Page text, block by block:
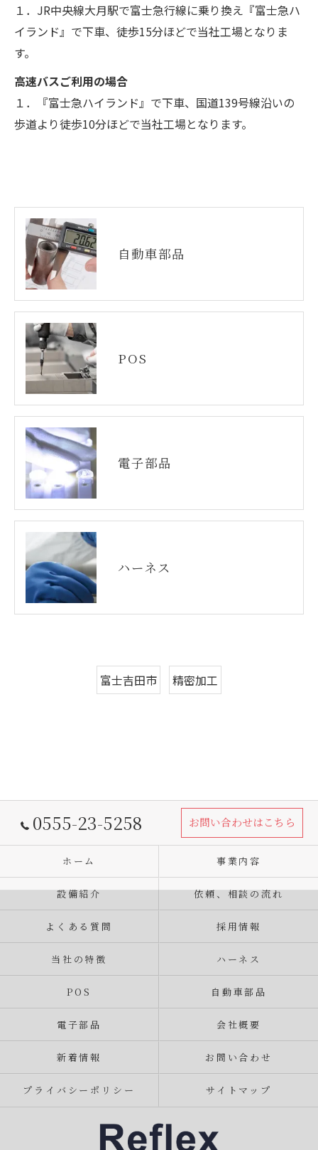
１．JR中央線大月駅で富士急行線に乗り換え『富士急ハ
イランド』で下車、徒歩15分ほどで当社工場となりま
す。
高速バスご利用の場合
１．『富士急ハイランド』で下車、国道139号線沿いの
歩道より徒歩10分ほどで当社工場となります。
自動車部品
POS
電子部品
ハーネス
富士吉田市 精密加工
0555-23-5258 お問い合わせはこちら
ホーム 事業内容
設備紹介 依頼、相談の流れ
よくある質問 採用情報
当社の特徴 ハーネス
POS 自動車部品
電子部品 会社概要
新着情報 お問い合わせ
プライバシーポリシー サイトマップ